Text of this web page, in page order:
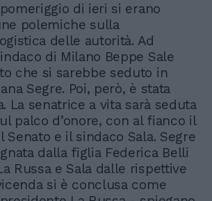
di ieri si erano
polemiche sulla
delle autorità. Ad
di Milano Beppe Sale
che si sarebbe seduto in
Segre. Poi, però, è stata
La senatrice a vita sarà seduta
palco d’onore, con al fianco il
Senato e il sindaco Sala. Segre
dalla figlia Federica Belli
Russa e Sala dalle rispettive
si è conclusa come